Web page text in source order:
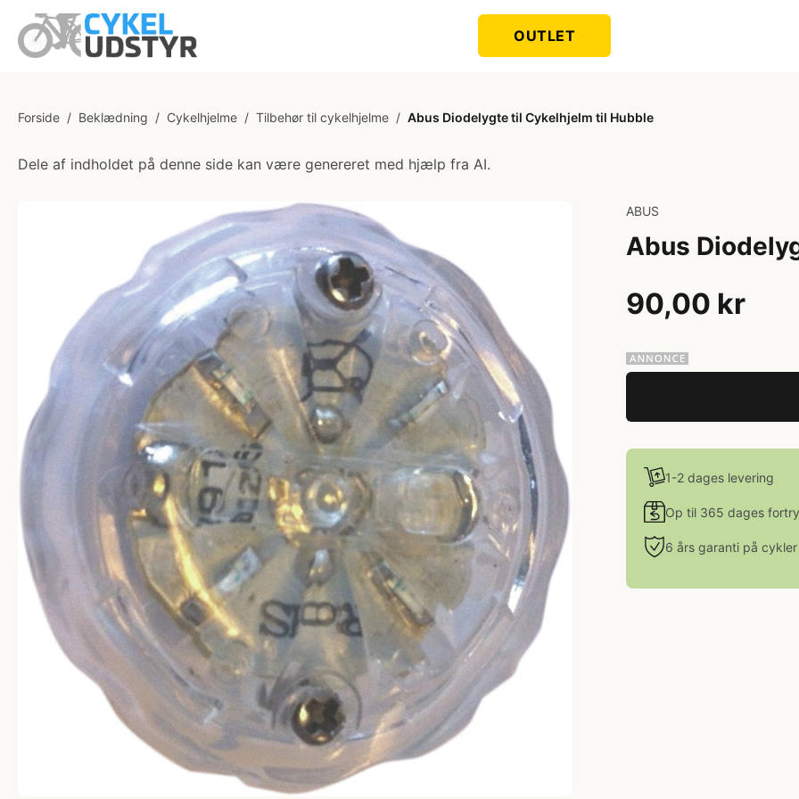
OUTLET
Forside / Beklædning / Cykelhjelme / Tilbehør til cykelhjelme / Abus Diodelygte til Cykelhjelm til Hubble
Dele af indholdet på denne side kan være genereret med hjælp fra AI.
ABUS
Abus
90,00 kr
1-2 dages levering
Op til 365 dages
6 års garanti på cykler